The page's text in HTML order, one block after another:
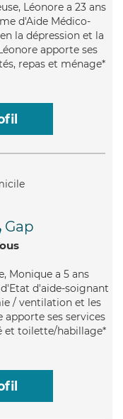
Léonore a 23 ans
d'Aide Médico-
la dépression et la
apporte ses
repas et ménage*
Gap
Monique a 5 ans
d'aide-soignant
/ ventilation et les
ses services
et toilette/habillage*